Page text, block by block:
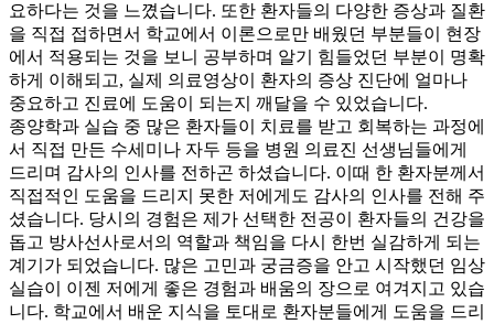
요하다는 것을 느꼈습니다. 또한 환자들의 다양한 증상과 질환
을 직접 접하면서 학교에서 이론으로만 배웠던 부분들이 현장
에서 적용되는 것을 보니 공부하며 알기 힘들었던 부분이 명확
하게 이해되고, 실제 의료영상이 환자의 증상 진단에 얼마나
중요하고 진료에 도움이 되는지 깨달을 수 있었습니다.
종양학과 실습 중 많은 환자들이 치료를 받고 회복하는 과정에
서 직접 만든 수세미나 자두 등을 병원 의료진 선생님들에게
드리며 감사의 인사를 전하곤 하셨습니다. 이때 한 환자분께서
직접적인 도움을 드리지 못한 저에게도 감사의 인사를 전해 주
셨습니다. 당시의 경험은 제가 선택한 전공이 환자들의 건강을
돕고 방사선사로서의 역할과 책임을 다시 한번 실감하게 되는
계기가 되었습니다. 많은 고민과 궁금증을 안고 시작했던 임상
실습이 이젠 저에게 좋은 경험과 배움의 장으로 여겨지고 있습
니다. 학교에서 배운 지식을 토대로 환자분들에게 도움을 드리